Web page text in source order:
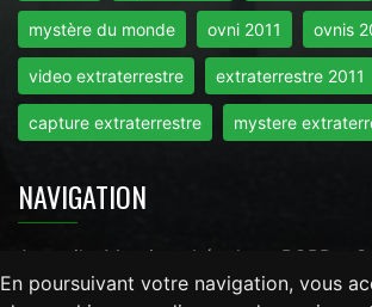
En poursuivant votre navigation, vous
mystère du monde ovni 2011 ovnis
video extraterrestre extraterrestre 2011
capture extraterrestre mystere
NAVIGATION
Accueil Mentions Légales RGPD